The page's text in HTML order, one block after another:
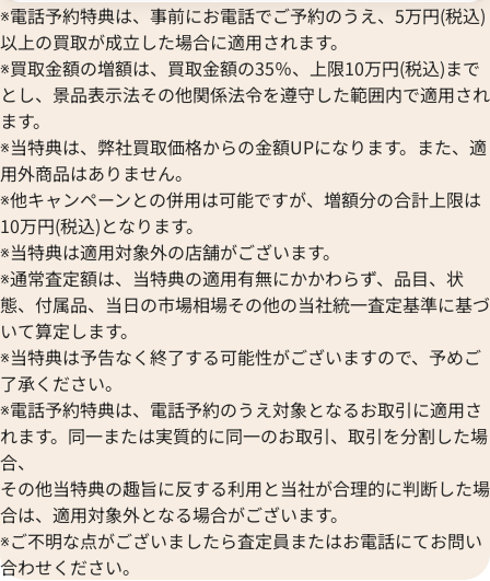
※電話予約特典は、事前にお電話でご予約のうえ、5万円(税込)
以上の買取が成立した場合に適用されます。
※買取金額の増額は、買取金額の35％、上限10万円(税込)まで
とし、景品表示法その他関係法令を遵守した範囲内で適用され
ます。
※当特典は、弊社買取価格からの金額UPになります。また、適
用外商品はありません。
※他キャンペーンとの併用は可能ですが、増額分の合計上限は
10万円(税込)となります。
※当特典は適用対象外の店舗がございます。
※通常査定額は、当特典の適用有無にかかわらず、品目、状
態、付属品、当日の市場相場その他の当社統一査定基準に基づ
いて算定します。
※当特典は予告なく終了する可能性がございますので、予めご
了承ください。
※電話予約特典は、電話予約のうえ対象となるお取引に適用さ
れます。同一または実質的に同一のお取引、取引を分割した場
合、
その他当特典の趣旨に反する利用と当社が合理的に判断した場
合は、適用対象外となる場合がございます。
※ご不明な点がございましたら査定員またはお電話にてお問い
合わせください。